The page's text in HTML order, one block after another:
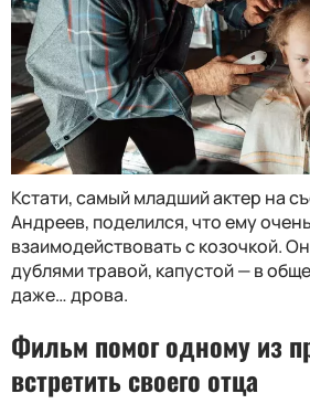
Кстати, самый младший актер на
Андреев, поделился, что ему
взаимодействовать с козочкой.
дублями травой, капустой — в
даже… дрова.
Фильм помог одному из
встретить своего отца